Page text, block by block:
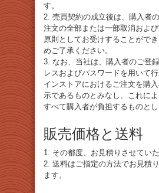
す。
2. 売買契約の成立後は、購入者
注文の全部または一部取消および
原則としてお受けすることがで
めご了承ください。
3. なお、当社は、購入者のご登
レスおよびパスワードを用いて
インストアにおけるご注文を購
示であるものとみなし、これに
すべて購入者が負担するものとし
販売価格と送料
1. その都度、お見積りさせていた
2. 送料はご指定の方法でお見積
ます。